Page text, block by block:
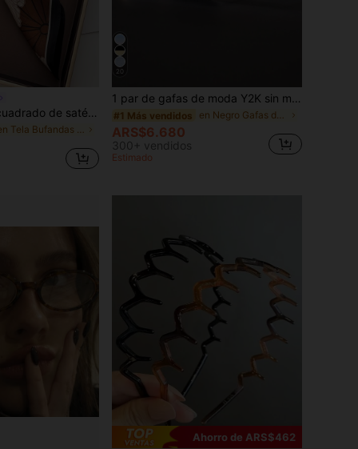
1 pieza Pañuelo cuadrado de satén con estampado de paisley para mujer
en Tela Bufandas y accesorios de bufanda para muje
20
1 par de gafas de moda Y2K sin montura ultra delgadas de color negro, adecuadas para la playa de verano, conducir y otras ocasiones, accesorio ideal para estilo casual de playa, estilo callejero, opción perfecta para combinar con suéteres, chaquetas, sudaderas con capucha para actividades al aire libre y viajes
#1 Más vendidos en Negro Gafas de moda para hombre
ARS$6.680
300+ vendidos
Estimado
Ahorro de ARS$462